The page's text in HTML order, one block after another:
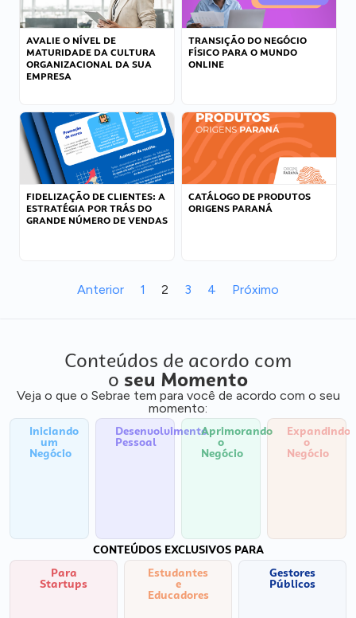
AVALIE O NÍVEL DE
MATURIDADE DA CULTURA
ORGANIZACIONAL DA SUA
EMPRESA
TRANSIÇÃO DO NEGÓCIO
FÍSICO PARA O MUNDO
ONLINE
FIDELIZAÇÃO DE CLIENTES: A
ESTRATÉGIA POR TRÁS DO
GRANDE NÚMERO DE VENDAS
CATÁLOGO DE PRODUTOS
ORIGENS PARANÁ
Anterior 1 2 3 4 Próximo
Conteúdos de acordo com
o seu Momento
Veja o que o Sebrae tem para você de acordo com o seu
momento:
Iniciando
um
Negócio
Desenvolvimento
Pessoal
Aprimorando
o
Negócio
Expandindo
o
Negócio
CONTEÚDOS EXCLUSIVOS PARA
Para
Startups
Estudantes
e
Educadores
Gestores
Públicos